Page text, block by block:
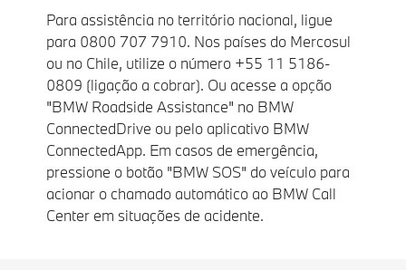
Para assistência no território nacional, ligue
para 0800 707 7910. Nos países do Mercosul
ou no Chile, utilize o número +55 11 5186-
0809 (ligação a cobrar). Ou acesse a opção
"BMW Roadside Assistance" no BMW
ConnectedDrive ou pelo aplicativo BMW
ConnectedApp. Em casos de emergência,
pressione o botão "BMW SOS" do veículo para
acionar o chamado automático ao BMW Call
Center em situações de acidente.